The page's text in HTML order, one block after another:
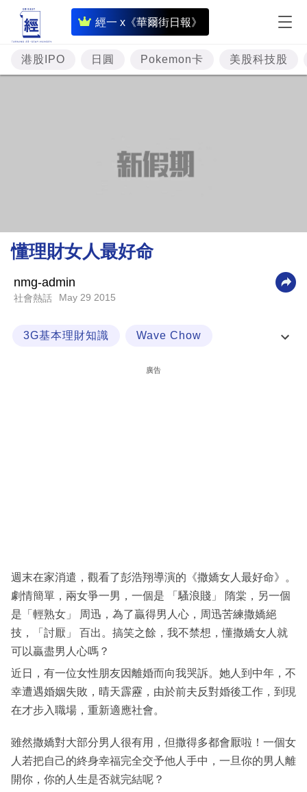
經一 x《華爾街日報》
即
時
財
經
理
財
業
技
閱
專
區
港股IPO 日圓 Pokemon卡 美股科技股
懂理財女人最好命
nmg-admin
社會熱話 May 29 2015
3G基本理財知識 Wave Chow
廣告
週末在家消遣，觀看了彭浩翔導演的《撒嬌女人最好命》。
劇情簡單，兩女爭一男，一個是 「騷浪賤」 隋棠，另一個
是「輕熟女」 周迅，為了贏得男人心，周迅苦練撒嬌絕
技，「討厭」 百出。搞笑之餘，我不禁想，懂撒嬌女人就
可以贏盡男人心嗎？
近日，有一位女性朋友因離婚而向我哭訴。她人到中年，不
幸遭遇婚姻失敗，晴天霹靂，由於前夫反對婚後工作，到現
在才步入職場，重新適應社會。
雖然撒嬌對大部分男人很有用，但撒得多都會厭啦！一個女
人若把自己的終身幸福完全交予他人手中，一旦你的男人離
開你，你的人生是否就完結呢？